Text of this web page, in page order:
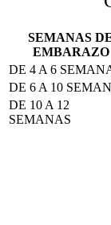
SEMANAS
EMBARAZO
DE 4 A 6
DE 6 A 10
DE 10 A 12
SEMANAS